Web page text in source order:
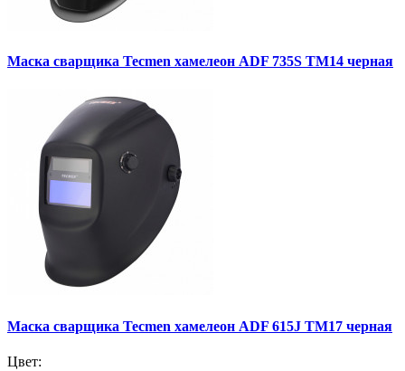
Маска сварщика Tecmen хамелеон ADF 735S TM14 черная
Маска сварщика Tecmen хамелеон ADF 615J TM17 черная
Цвет: